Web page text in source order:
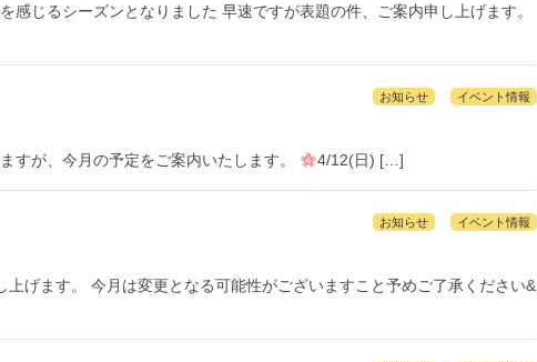
感じるシーズンとなりました 早速ですが表題の件、ご案内申し上げます。
お知らせ イベント情報
すが、今月の予定をご案内いたします。
4/12(日) […]
お知らせ イベント情報
げます。 今月は変更となる可能性がございますこと予めご了承ください&